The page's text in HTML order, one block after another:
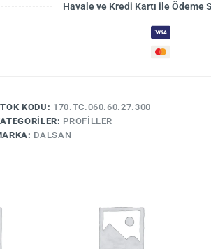
Havale ve Kredi Kartı ile Ödeme
KODU: 170.TC.060.60.27.300
PROFILLER
DALSAN